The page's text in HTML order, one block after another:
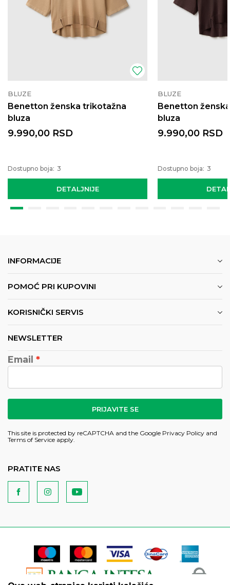
BLUZE
Benetton ženska trikotažna
bluza
DETALJNIJE
9.990,00 RSD
Dostupno boja: 3
BLUZE
Benetton
bluza
9.990,00 RSD
Dostupno boja: 3
INFORMACIJE
POMOĆ PRI KUPOVINI
KORISNIČKI SERVIS
NEWSLETTER
Email
PRIJAVITE SE
This site is protected by reCAPTCHA and the Google Privacy Policy and
Terms of Service apply.
PRATITE NAS